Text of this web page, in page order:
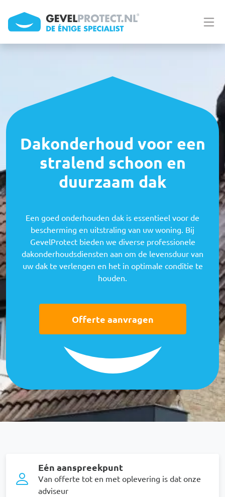
Dakonderhoud voor een
stralend schoon en
duurzaam dak
Een goed onderhouden dak is essentieel voor de
bescherming en uitstraling van uw woning. Bij
GevelProtect bieden we diverse professionele
dakonderhoudsdiensten aan om de levensduur van
uw dak te verlengen en het in optimale conditie te
houden.
Offerte aanvragen
Eén aanspreekpunt
Van offerte tot en met oplevering is dat onze
adviseur